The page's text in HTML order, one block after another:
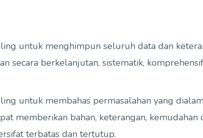
untuk menghimpun seluruh data dan
secara berkelanjutan, sistematik,
untuk membahas permasalahan yang
memberikan bahan, keterangan,
terbatas dan tertutup.